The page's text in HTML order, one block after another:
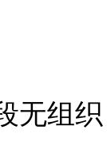
尘技术
酸洗池盐
害化恶臭
无组